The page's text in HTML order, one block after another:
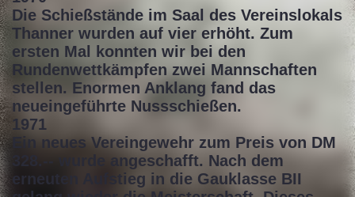
Die Schießstände im Saal des Vereinslokals
Thanner wurden auf vier erhöht. Zum
ersten Mal konnten wir bei den
Rundenwettkämpfen zwei Mannschaften
stellen. Enormen Anklang fand das
neueingeführte Nussschießen.
1971
Ein neues Vereingewehr zum Preis von DM
328.-- wurde angeschafft. Nach dem
erneuten Aufstieg in die Gauklasse BII